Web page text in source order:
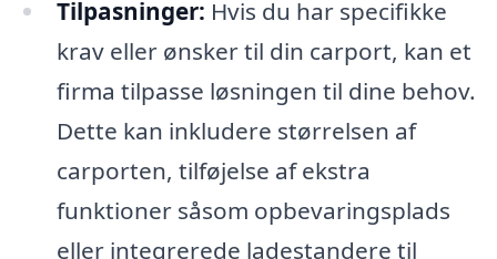
Tilpasninger: Hvis du har specifikke
krav eller ønsker til din carport, kan et
firma tilpasse løsningen til dine behov.
Dette kan inkludere størrelsen af
carporten, tilføjelse af ekstra
funktioner såsom opbevaringsplads
eller integrerede ladestandere til